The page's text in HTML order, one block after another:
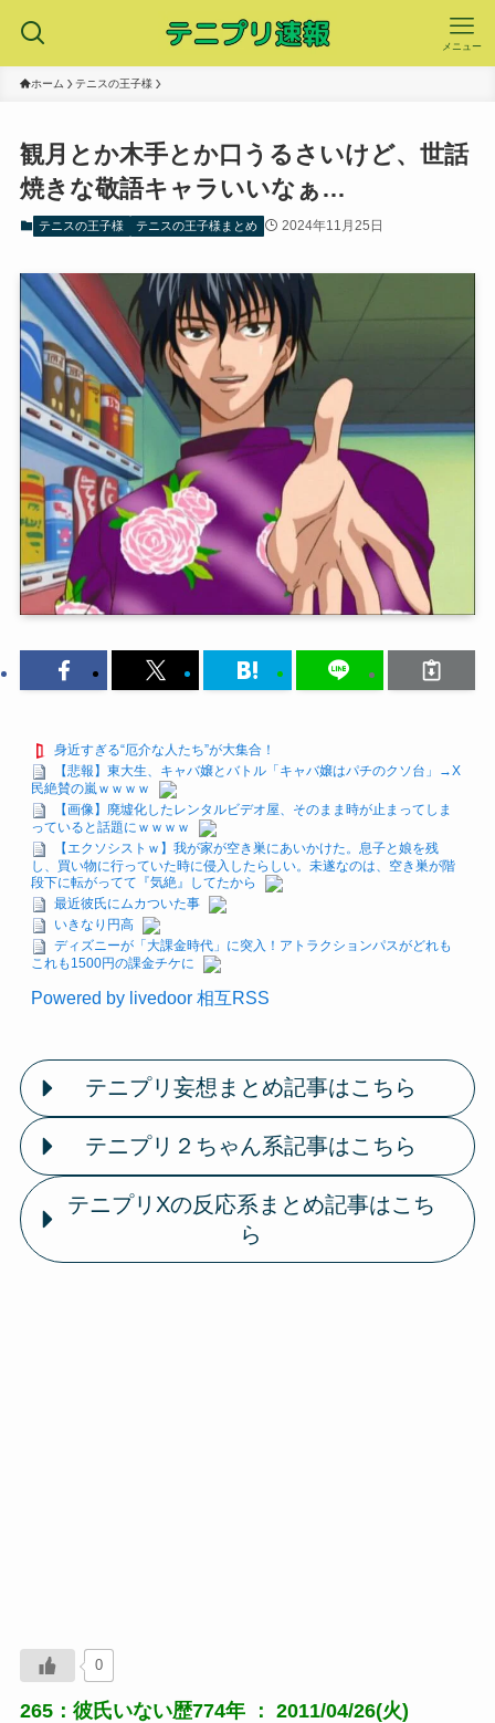
メニュー
ホーム テニスの王子様
観月とか木手とか口うるさいけど、世話
焼きな敬語キャラいいなぁ…
テニスの王子様 テニスの王子様まとめ 2024年11月25日
身近すぎる“厄介な人たち”が大集合！
【悲報】東大生、キャバ嬢とバトル「キャバ嬢はパチのクソ台」→X
民絶賛の嵐ｗｗｗｗ
【画像】廃墟化したレンタルビデオ屋、そのまま時が止まってしま
っていると話題にｗｗｗｗ
【エクソシストｗ】我が家が空き巣にあいかけた。息子と娘を残
し、買い物に行っていた時に侵入したらしい。未遂なのは、空き巣が階
段下に転がってて『気絶』してたから
最近彼氏にムカついた事
いきなり円高
ディズニーが「大課金時代」に突入！アトラクションパスがどれも
これも1500円の課金チケに
Powered by livedoor 相互RSS
テニプリ妄想まとめ記事はこちら
テニプリ２ちゃん系記事はこちら
テニプリXの反応系まとめ記事はこち
ら
0
265：彼氏いない歴774年 ： 2011/04/26(火)